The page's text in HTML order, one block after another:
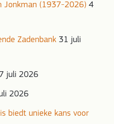
Jonkman (1937-2026) 4
Zadenbank 31 juli
7 juli 2026
2026
biedt unieke kans voor